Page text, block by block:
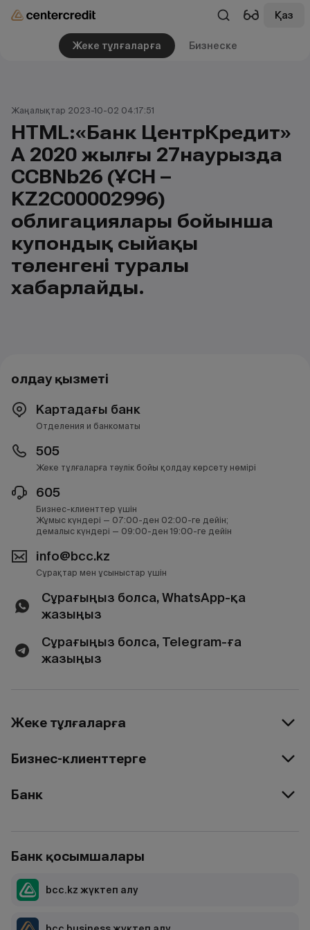
Қаз
Жеке тұлғаларға Бизнеске
Жаңалықтар 2023-10-02 04:17:51
HTML:«Банк ЦентрКредит»
АҚ 2020 жылғы 27наурызда
CCBNb26 (ҰСН –
KZ2C00002996)
облигациялары бойынша
купондық сыйақы
төленгені туралы
хабарлайды.
Қолдау қызметі
Картадағы банк
Отделения и банкоматы
505
Жеке тұлғаларға тәулік бойы қолдау көрсету нөмірі
605
Бизнес-клиенттер үшін
Жұмыс күндері — 07:00-ден 02:00-ге дейін;
демалыс күндері — 09:00-ден 19:00-ге дейін
info@bcc.kz
Сұрақтар мен ұсыныстар үшін
Сұрағыңыз болса, WhatsApp-қа
жазыңыз
Сұрағыңыз болса, Telegram-ға
жазыңыз
Жеке тұлғаларға
Бизнес-клиенттерге
Банк
Банк қосымшалары
bcc.kz жүктеп алу